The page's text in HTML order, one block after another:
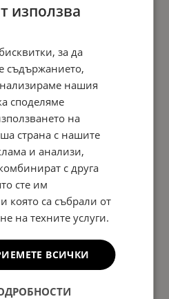
използва
за да
съдържанието,
нашия
споделяме
на
страна с нашите
и анализи,
с друга
сте им
която са събрали от
на техните услуги.
ВСИЧКИ